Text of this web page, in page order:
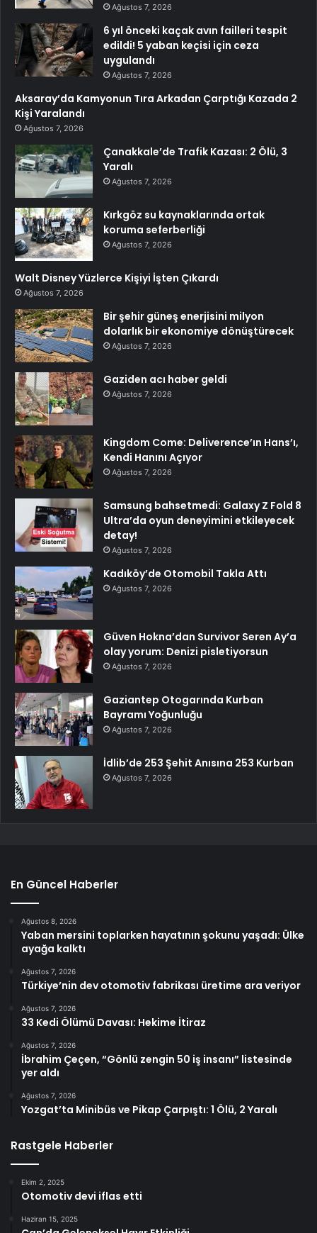
Ağustos 7, 2026
6 yıl önceki kaçak avın failleri tespit
edildi! 5 yaban keçisi için ceza
uygulandı
Ağustos 7, 2026
Aksaray’da Kamyonun Tıra Arkadan Çarptığı Kazada 2
Kişi Yaralandı
Ağustos 7, 2026
Çanakkale’de Trafik Kazası: 2 Ölü, 3
Yaralı
Ağustos 7, 2026
Kırkgöz su kaynaklarında ortak
koruma seferberliği
Ağustos 7, 2026
Walt Disney Yüzlerce Kişiyi İşten Çıkardı
Ağustos 7, 2026
Bir şehir güneş enerjisini milyon
dolarlık bir ekonomiye dönüştürecek
Ağustos 7, 2026
Gaziden acı haber geldi
Ağustos 7, 2026
Kingdom Come: Deliverence’ın Hans’ı,
Kendi Hanını Açıyor
Ağustos 7, 2026
Samsung bahsetmedi: Galaxy Z Fold 8
Ultra’da oyun deneyimini etkileyecek
detay!
Ağustos 7, 2026
Kadıköy’de Otomobil Takla Attı
Ağustos 7, 2026
Güven Hokna’dan Survivor Seren Ay’a
olay yorum: Denizi pisletiyorsun
Ağustos 7, 2026
Gaziantep Otogarında Kurban
Bayramı Yoğunluğu
Ağustos 7, 2026
İdlib’de 253 Şehit Anısına 253 Kurban
Ağustos 7, 2026
En Güncel Haberler
Ağustos 8, 2026
Yaban mersini toplarken hayatının şokunu yaşadı: Ülke
ayağa kalktı
Ağustos 7, 2026
Türkiye’nin dev otomotiv fabrikası üretime ara veriyor
Ağustos 7, 2026
33 Kedi Ölümü Davası: Hekime İtiraz
Ağustos 7, 2026
İbrahim Çeçen, “Gönlü zengin 50 iş insanı” listesinde
yer aldı
Ağustos 7, 2026
Yozgat’ta Minibüs ve Pikap Çarpıştı: 1 Ölü, 2 Yaralı
Rastgele Haberler
Ekim 2, 2025
Otomotiv devi iflas etti
Haziran 15, 2025